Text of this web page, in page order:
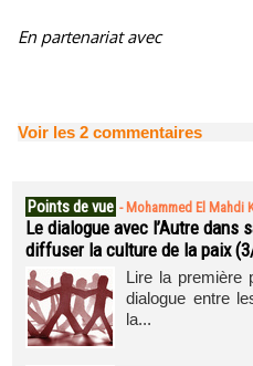
En partenariat avec
Voir les 2 commentaires
Points de vue - Mohammed El Mahdi
Le dialogue avec l’Autre dans
diffuser la culture de la paix
Lire la première
dialogue entre
la...